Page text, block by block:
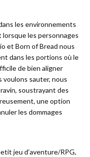
les environnements
les personnages
et Born of Bread nous
dans les portions où le
de bien aligner
voulons sauter, nous
soustrayant des
une option
les dommages
jeu d’aventure/RPG,